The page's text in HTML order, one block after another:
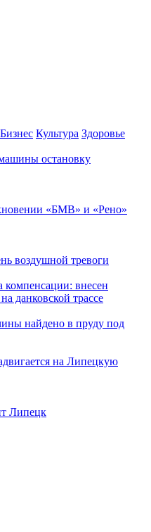
Бизнес Культура Здоровье
остановку
«БМВ» и «Рено»
воздушной тревоги
компенсации: внесен
данковской трассе
найдено в пруду под
на Липецкую
Липецк